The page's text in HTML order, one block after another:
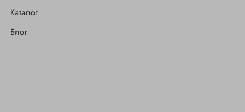
Каталог
Блог